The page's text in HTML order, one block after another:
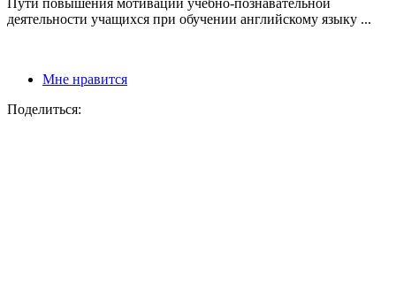
Пути повышения мотивации учебно-познавательной
деятельности учащихся при обучении английскому языку ...
Мне нравится
Поделиться: